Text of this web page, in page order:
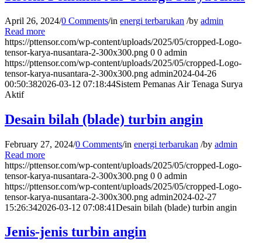
April 26, 2024/0 Comments/in energi terbarukan /by admin
Read more
https://pttensor.com/wp-content/uploads/2025/05/cropped-Logo-
tensor-karya-nusantara-2-300x300.png 0 0 admin
https://pttensor.com/wp-content/uploads/2025/05/cropped-Logo-
tensor-karya-nusantara-2-300x300.png admin2024-04-26
00:50:382026-03-12 07:18:44Sistem Pemanas Air Tenaga Surya
Aktif
Desain bilah (blade) turbin angin
February 27, 2024/0 Comments/in energi terbarukan /by admin
Read more
https://pttensor.com/wp-content/uploads/2025/05/cropped-Logo-
tensor-karya-nusantara-2-300x300.png 0 0 admin
https://pttensor.com/wp-content/uploads/2025/05/cropped-Logo-
tensor-karya-nusantara-2-300x300.png admin2024-02-27
15:26:342026-03-12 07:08:41Desain bilah (blade) turbin angin
Jenis-jenis turbin angin